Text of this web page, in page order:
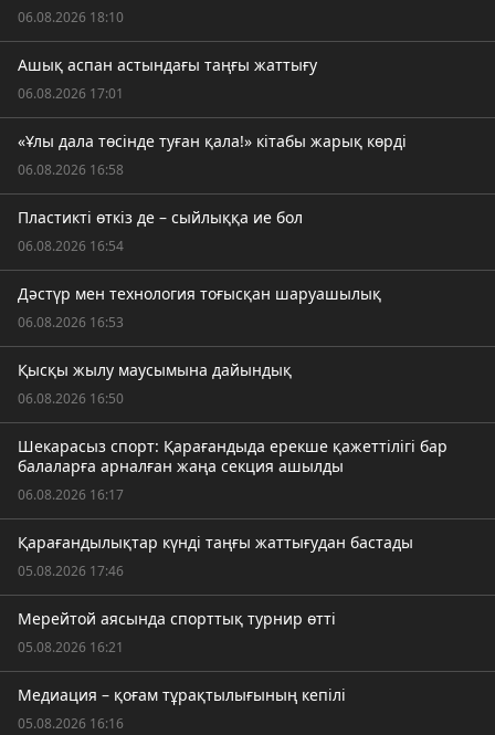
06.08.2026 18:10
Ашық аспан астындағы таңғы жаттығу
06.08.2026 17:01
«Ұлы дала төсінде туған қала!» кітабы жарық көрді
06.08.2026 16:58
Пластикті өткіз де – сыйлыққа ие бол
06.08.2026 16:54
Дәстүр мен технология тоғысқан шаруашылық
06.08.2026 16:53
Қысқы жылу маусымына дайындық
06.08.2026 16:50
Шекарасыз спорт: Қарағандыда ерекше қажеттілігі бар
балаларға арналған жаңа секция ашылды
06.08.2026 16:17
Қарағандылықтар күнді таңғы жаттығудан бастады
05.08.2026 17:46
Мерейтой аясында спорттық турнир өтті
05.08.2026 16:21
Медиация – қоғам тұрақтылығының кепілі
05.08.2026 16:16